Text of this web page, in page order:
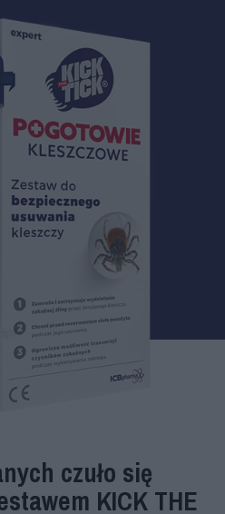
czuło się
KICK THE